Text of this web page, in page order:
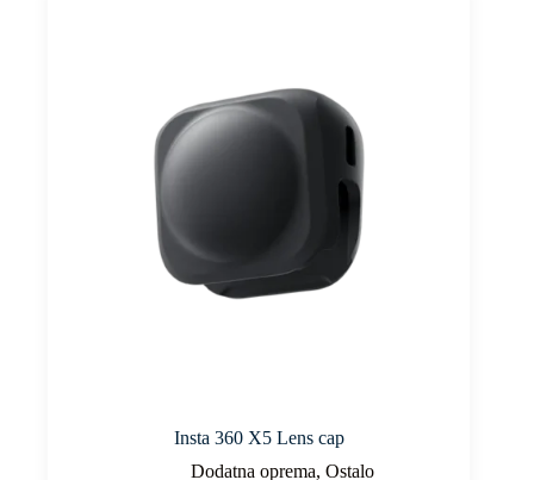
Insta 360 X5 Lens cap
Dodatna oprema,Ostalo